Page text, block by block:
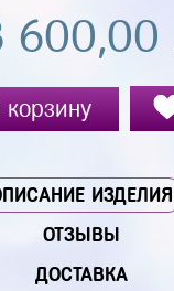
600,00
корзину
ИЗДЕЛИЯ
ОТЗЫВЫ
ДОСТАВКА